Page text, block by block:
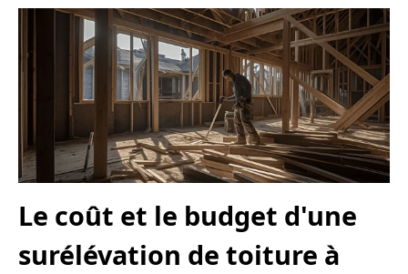
Le coût et le budget d'une
surélévation de toiture à